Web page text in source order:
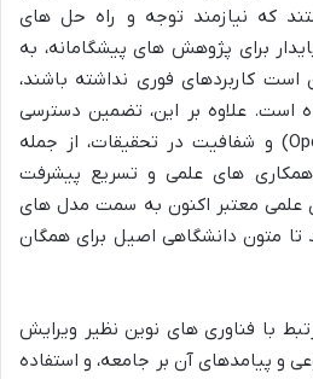
که نیازمند توجه و راه حل های
برای پژوهش های پیشگامانه، به
است کاربردهای فوری نداشته باشند،
است. علاوه بر این، تضمین دسترسی
آزاد به دانش (Open Access) و شفافیت در تحقیقات، از جمله
همکاری های علمی و تسریع پیشرفت
علمی معتبر اکنون به سمت مدل های
تا متون دانشگاهی اصیل برای همگان
با فناوری های نوین نظیر ویرایش
و پیامدهای آن بر جامعه، و استفاده